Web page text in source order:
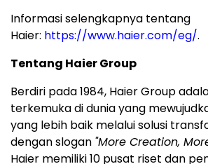
Informasi selengkapnya tentang
Haier: https://www.haier.com/eg/.
Tentang Haier Group
Berdiri pada 1984, Haier Group
terkemuka di dunia yang
yang lebih baik melalui solusi
dengan slogan "More Creation,
Haier memiliki 10 pusat riset dan